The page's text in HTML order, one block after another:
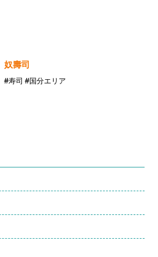
奴壽司
#寿司 #国分エリア